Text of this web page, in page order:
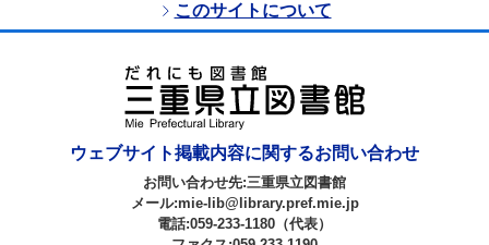
このサイトについて
ウェブサイト掲載内容に関するお問い合わせ
お問い合わせ先:三重県立図書館
メール:mie-lib@library.pref.mie.jp
電話:059-233-1180（代表）